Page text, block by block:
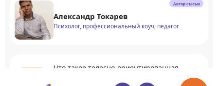
Автор статьи
Александр Токарев
Психолог, профессиональный коуч, педагог
Что такое телесно-ориентированная